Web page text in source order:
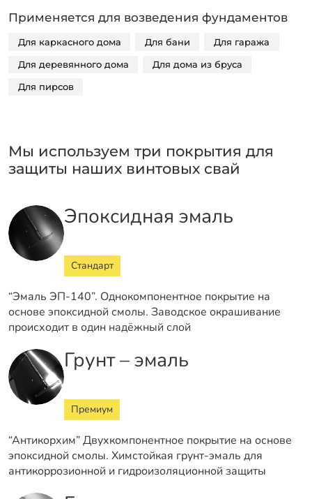
Применяется для возведения фундаментов
Для каркасного дома Для бани Для гаража
Для деревянного дома Для дома из бруса
Для пирсов
Мы используем три покрытия для
защиты наших винтовых свай
Эпоксидная эмаль
Стандарт
“Эмаль ЭП-140”. Однокомпонентное покрытие на
основе эпоксидной смолы. Заводское окрашивание
происходит в один надёжный слой
Грунт – эмаль
Премиум
“Антикорхим” Двухкомпонентное покрытие на основе
эпоксидной смолы. Химстойкая грунт-эмаль для
антикоррозионной и гидроизоляционной защиты